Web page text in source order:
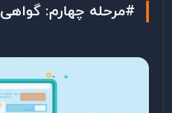
#مرحله چهارم: گواهی